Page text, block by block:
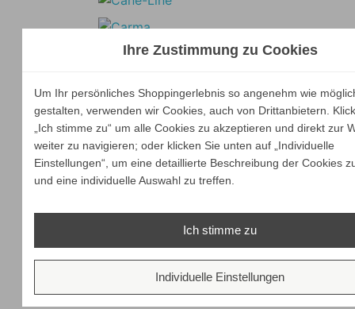
Ihre Zustimmung zu Cookies
Um Ihr persönliches Shoppingerlebnis so angenehm wie
gestalten, verwenden wir Cookies, auch von Drittanbietern.
„Ich stimme zu“ um alle Cookies zu akzeptieren und direkt zur
weiter zu navigieren; oder klicken Sie unten auf „Individuelle
Einstellungen“, um eine detaillierte Beschreibung der Cookies
und eine individuelle Auswahl zu treffen.
Ich stimme zu
Individuelle Einstellungen